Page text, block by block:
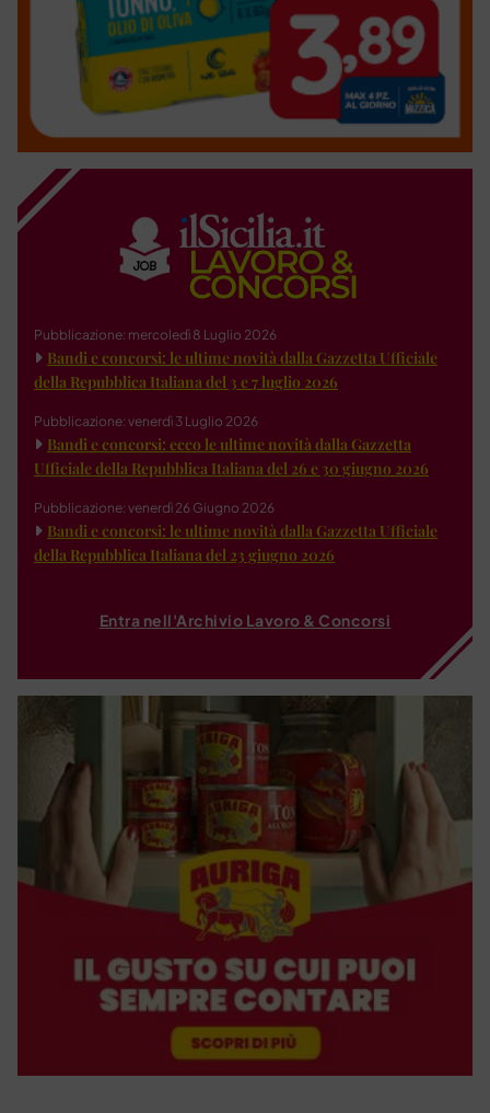
Pubblicazione: mercoledì 8 Luglio 2026
Bandi e concorsi: le ultime novità dalla Gazzetta Ufficiale
della Repubblica Italiana del 3 e 7 luglio 2026
Pubblicazione: venerdì 3 Luglio 2026
Bandi e concorsi: ecco le ultime novità dalla Gazzetta
Ufficiale della Repubblica Italiana del 26 e 30 giugno 2026
Pubblicazione: venerdì 26 Giugno 2026
Bandi e concorsi: le ultime novità dalla Gazzetta Ufficiale
della Repubblica Italiana del 23 giugno 2026
Entra nell'Archivio Lavoro & Concorsi